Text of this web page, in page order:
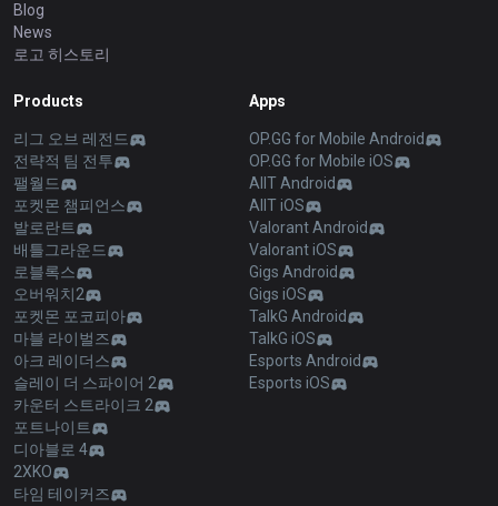
Blog
News
로고 히스토리
Products
리그 오브 레전드
전략적 팀 전투
팰월드
포켓몬 챔피언스
발로란트
배틀그라운드
로블록스
오버워치2
포켓몬 포코피아
마블 라이벌즈
아크 레이더스
슬레이 더 스파이어 2
카운터 스트라이크 2
포트나이트
디아블로 4
2XKO
타임 테이커즈
Apps
OP.GG for Mobile Android
OP.GG for Mobile iOS
AllT Android
AllT iOS
Valorant Android
Valorant iOS
Gigs Android
Gigs iOS
TalkG Android
TalkG iOS
Esports Android
Esports iOS